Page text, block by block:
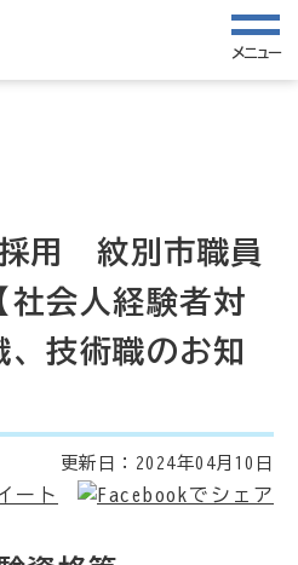
メニュー
用 紋別市職員
社会人経験者対
、技術職のお知
更新日： 2024年04月10日